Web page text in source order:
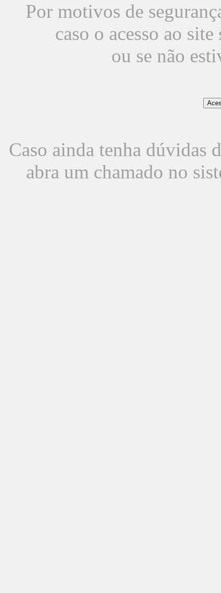
Por motivos de
caso o acesso ao
ou se não
Caso ainda tenha dúvidas
abra um chamado no